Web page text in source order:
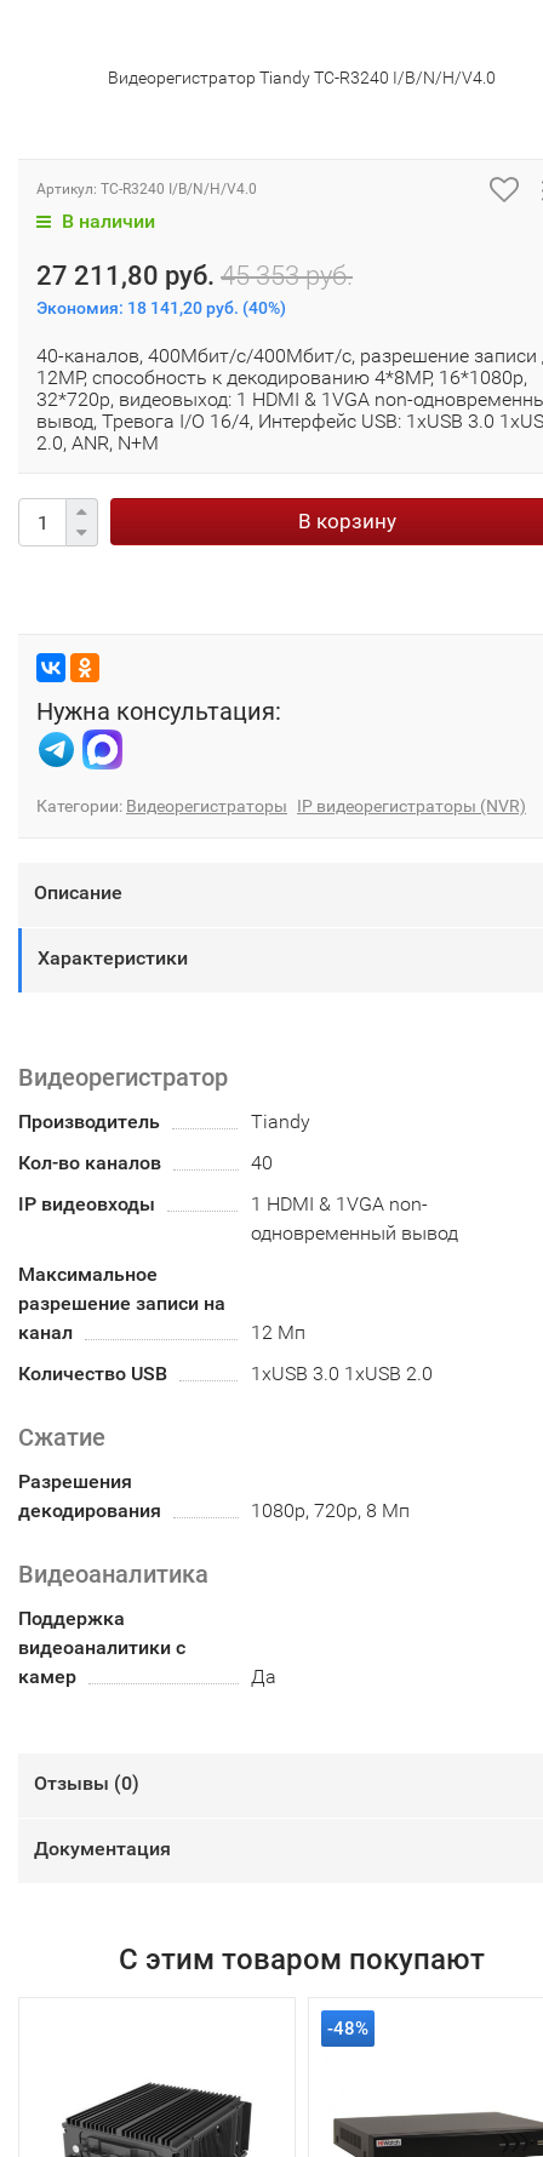
Видеорегистратор Tiandy TC-R3240 I/B/N/H/V4.0
Артикул: TC-R3240 I/B/N/H/V4.0
В наличии
27 211,80 руб. 45 353 руб.
Экономия: 18 141,20 руб. (40%)
40-каналов, 400Мбит/с/400Мбит/с, разрешение записи
12MP, способность к декодированию 4*8MP, 16*1080p,
32*720p, видеовыход: 1 HDMI & 1VGA non-
вывод, Тревога I/O 16/4, Интерфейс USB: 1xUSB 3.0
2.0, ANR, N+M
В корзину
Нужна консультация:
Категории: Видеорегистраторы IP видеорегистраторы (NVR)
Описание
Характеристики
Видеорегистратор
Производитель
Tiandy
Кол-во каналов
40
IP видеовходы
1 HDMI & 1VGA non-
одновременный вывод
Максимальное
разрешение записи на
канал
12 Мп
Количество USB
1xUSB 3.0 1xUSB 2.0
Сжатие
Разрешения
декодирования
1080p, 720p, 8 Мп
Видеоаналитика
Поддержка
видеоаналитики с
камер
Да
Отзывы (0)
Документация
С этим товаром покупают
-48%